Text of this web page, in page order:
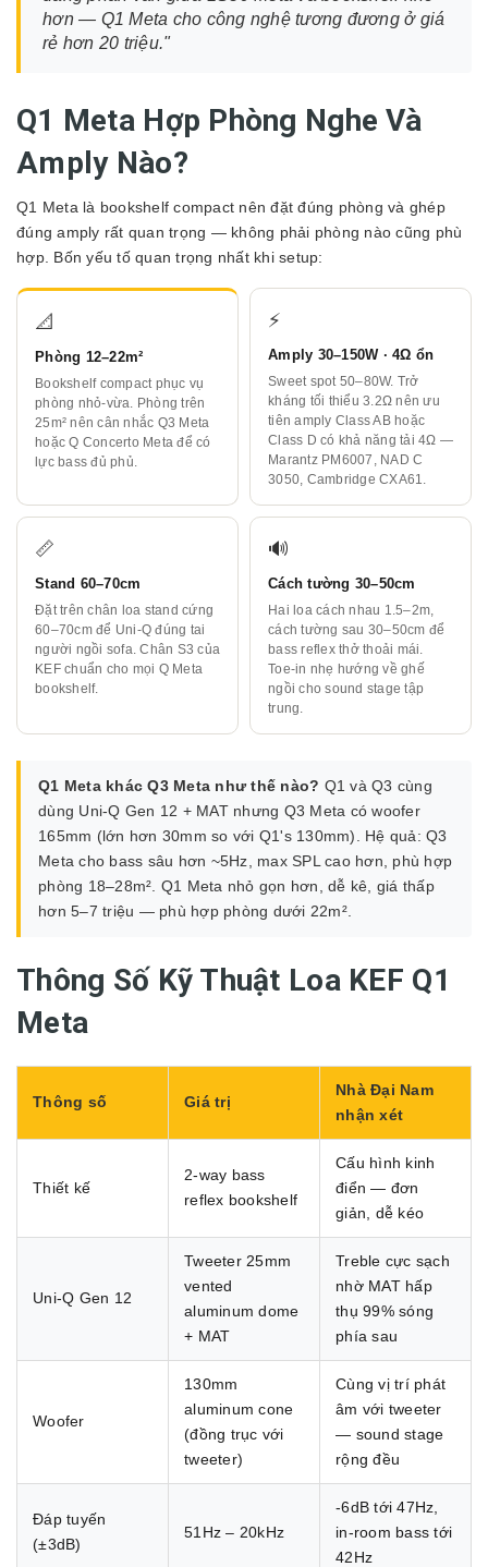
hơn — Q1 Meta cho công nghệ tương đương ở giá
rẻ hơn 20 triệu."
Q1 Meta Hợp Phòng Nghe Và
Amply Nào?
Q1 Meta là bookshelf compact nên đặt đúng phòng và ghép
đúng amply rất quan trọng — không phải phòng nào cũng phù
hợp. Bốn yếu tố quan trọng nhất khi setup:
📐
Phòng 12–22m²
Bookshelf compact phục vụ
phòng nhỏ-vừa. Phòng trên
25m² nên cân nhắc Q3 Meta
hoặc Q Concerto Meta để có
lực bass đủ phủ.
⚡
Amply 30–150W · 4Ω ổn
Sweet spot 50–80W. Trở
kháng tối thiểu 3.2Ω nên ưu
tiên amply Class AB hoặc
Class D có khả năng tải 4Ω —
Marantz PM6007, NAD C
3050, Cambridge CXA61.
📏
Stand 60–70cm
Đặt trên chân loa stand cứng
60–70cm để Uni-Q đúng tai
người ngồi sofa. Chân S3 của
KEF chuẩn cho mọi Q Meta
bookshelf.
🔊
Cách tường 30–50cm
Hai loa cách nhau 1.5–2m,
cách tường sau 30–50cm để
bass reflex thở thoải mái.
Toe-in nhẹ hướng về ghế
ngồi cho sound stage tập
trung.
Q1 Meta khác Q3 Meta như thế nào? Q1 và Q3 cùng
dùng Uni-Q Gen 12 + MAT nhưng Q3 Meta có woofer
165mm (lớn hơn 30mm so với Q1's 130mm). Hệ quả: Q3
Meta cho bass sâu hơn ~5Hz, max SPL cao hơn, phù hợp
phòng 18–28m². Q1 Meta nhỏ gọn hơn, dễ kê, giá thấp
hơn 5–7 triệu — phù hợp phòng dưới 22m².
Thông Số Kỹ Thuật Loa KEF Q1
Meta
Thông số Giá trị
Nhà Đại Nam
nhận xét
Thiết kế
2-way bass
reflex bookshelf
Cấu hình kinh
điển — đơn
giản, dễ kéo
Uni-Q Gen 12
Tweeter 25mm
vented
aluminum dome
+ MAT
Treble cực sạch
nhờ MAT hấp
thụ 99% sóng
phía sau
Woofer
130mm
aluminum cone
(đồng trục với
tweeter)
Cùng vị trí phát
âm với tweeter
— sound stage
rộng đều
Đáp tuyến
(±3dB)
51Hz – 20kHz
-6dB tới 47Hz,
in-room bass tới
42Hz